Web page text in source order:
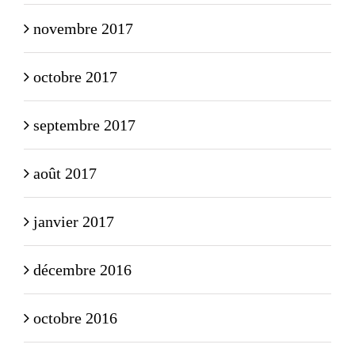
novembre 2017
octobre 2017
septembre 2017
août 2017
janvier 2017
décembre 2016
octobre 2016